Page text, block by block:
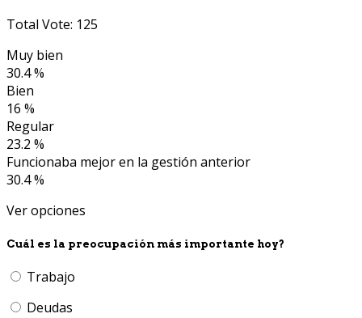
Total Vote: 125
Muy bien
30.4 %
Bien
16 %
Regular
23.2 %
Funcionaba mejor en la gestión anterior
30.4 %
Ver opciones
Cuál es la preocupación más importante hoy?
Trabajo
Deudas